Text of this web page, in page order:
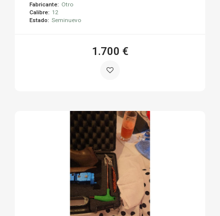
Fabricante: Otro
Calibre: 12
Estado: Seminuevo
1.700 €